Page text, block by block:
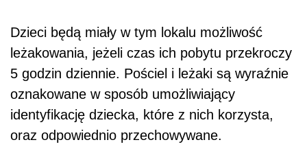
Dzieci będą miały w tym lokalu możliwość
leżakowania, jeżeli czas ich pobytu przekroczy
5 godzin dziennie. Pościel i leżaki są wyraźnie
oznakowane w sposób umożliwiający
identyfikację dziecka, które z nich korzysta,
oraz odpowiednio przechowywane.